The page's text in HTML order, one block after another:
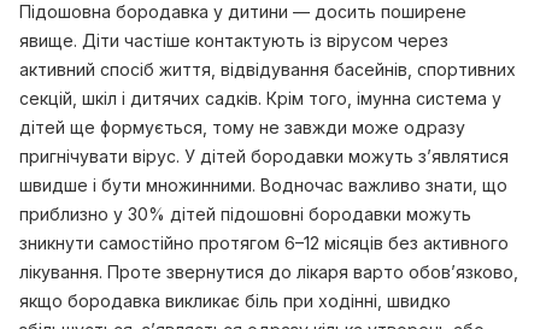
Підошовна бородавка у дитини — досить поширене
явище. Діти частіше контактують із вірусом через
активний спосіб життя, відвідування басейнів, спортивних
секцій, шкіл і дитячих садків. Крім того, імунна система у
дітей ще формується, тому не завжди може одразу
пригнічувати вірус. У дітей бородавки можуть з’являтися
швидше і бути множинними. Водночас важливо знати, що
приблизно у 30% дітей підошовні бородавки можуть
зникнути самостійно протягом 6–12 місяців без активного
лікування. Проте звернутися до лікаря варто обов’язково,
якщо бородавка викликає біль при ходінні, швидко